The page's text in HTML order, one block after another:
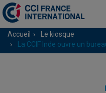
Accueil
Le kiosque
La CCIF Inde ouvre un